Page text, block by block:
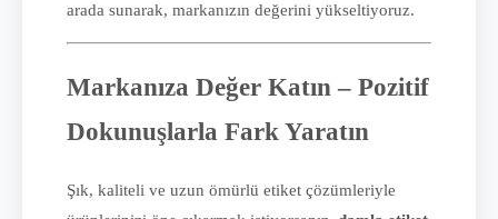
arada sunarak, markanızın değerini yükseltiyoruz.
Markanıza Değer Katın – Pozitif
Dokunuşlarla Fark Yaratın
Şık, kaliteli ve uzun ömürlü etiket çözümleriyle